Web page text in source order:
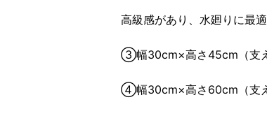
高級感があり、水廻りに最適
③幅30cm×高さ45cm（支え
④幅30cm×高さ60cm（支え